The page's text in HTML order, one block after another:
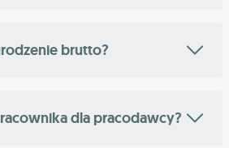
brutto?
dla pracodawcy?